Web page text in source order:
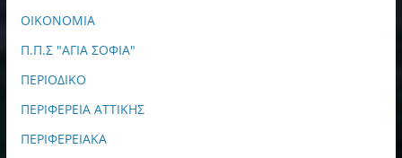
ΟΙΚΟΝΟΜΙΑ
Π.Π.Σ "ΑΓΙΑ ΣΟΦΙΑ"
ΠΕΡΙΟΔΙΚΟ
ΠΕΡΙΦΕΡΕΙΑ ΑΤΤΙΚΗΣ
ΠΕΡΙΦΕΡΕΙΑΚΑ